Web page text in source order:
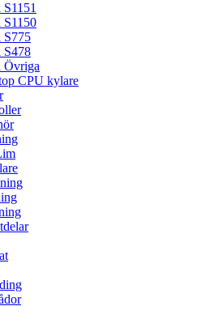
S1150
S775
S478
Övriga
CPU kylare